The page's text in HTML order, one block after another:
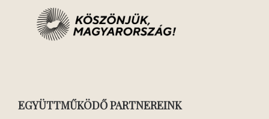
EGYÜTTMŰKÖDŐ PARTNEREINK